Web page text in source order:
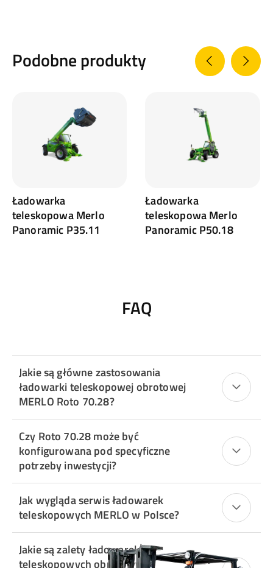
Podobne produkty
Ładowarka
teleskopowa Merlo
Panoramic P35.11
Ładowarka
teleskopowa Merlo
Panoramic P50.18
FAQ
Jakie są główne zastosowania
ładowarki teleskopowej obrotowej
MERLO Roto 70.28?
Czy Roto 70.28 może być
konfigurowana pod specyficzne
potrzeby inwestycji?
Jak wygląda serwis ładowarek
teleskopowych MERLO w Polsce?
Jakie są zalety ładowarek
teleskopowych obrotowych